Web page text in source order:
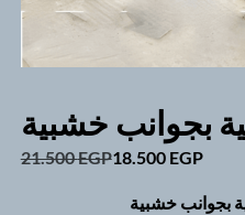
بجوانب خشبية
21.500EGP
Original
18.500 EGP
Current
بجوانب خشبية